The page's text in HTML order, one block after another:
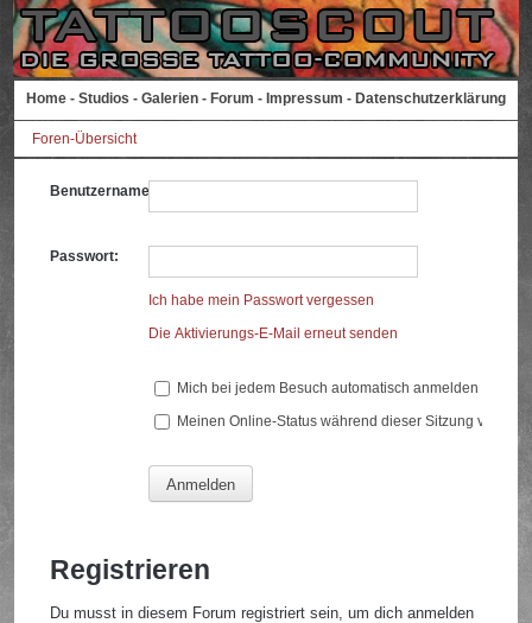
Home - Studios - Galerien - Forum - Impressum - Datenschutzerklärung
Foren-Übersicht
Benutzername:
Passwort:
Ich habe mein Passwort vergessen
Die Aktivierungs-E-Mail erneut senden
Mich bei jedem Besuch automatisch anmelden
Meinen Online-Status während dieser Sitzung
Registrieren
Du musst in diesem Forum registriert sein, um dich anmelden